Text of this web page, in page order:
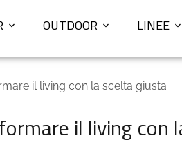
OUTDOOR LINEE
il living con la scelta giusta
il living con